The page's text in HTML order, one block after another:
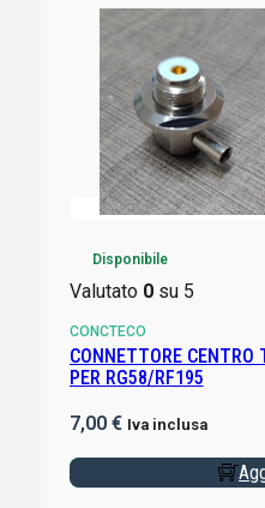
Disponibile
Valutato 0su 5
CONCTECO
CONNETTORE
PER RG58/RF195
7,00 € Iva inclusa